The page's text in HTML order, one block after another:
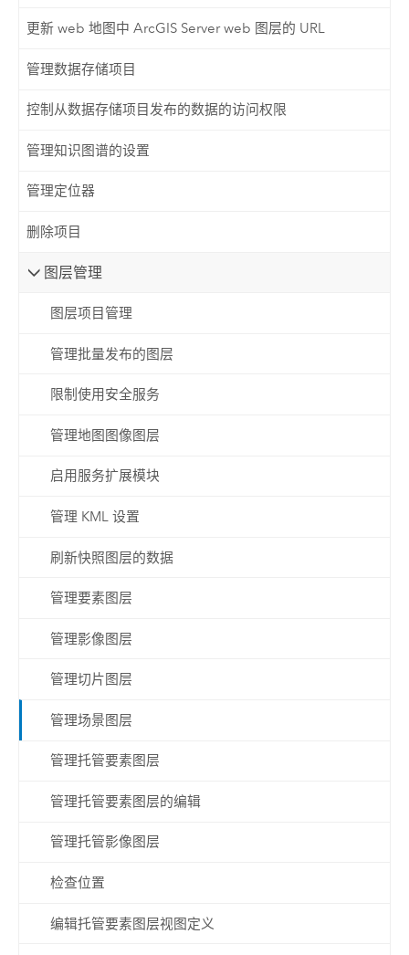
更新 web 地图中 ArcGIS Server web 图层的 URL
管理数据存储项目
控制从数据存储项目发布的数据的访问权限
管理知识图谱的设置
管理定位器
删除项目
图层管理
图层项目管理
管理批量发布的图层
限制使用安全服务
管理地图图像图层
启用服务扩展模块
管理 KML 设置
刷新快照图层的数据
管理要素图层
管理影像图层
管理切片图层
管理场景图层
管理托管要素图层
管理托管要素图层的编辑
管理托管影像图层
检查位置
编辑托管要素图层视图定义